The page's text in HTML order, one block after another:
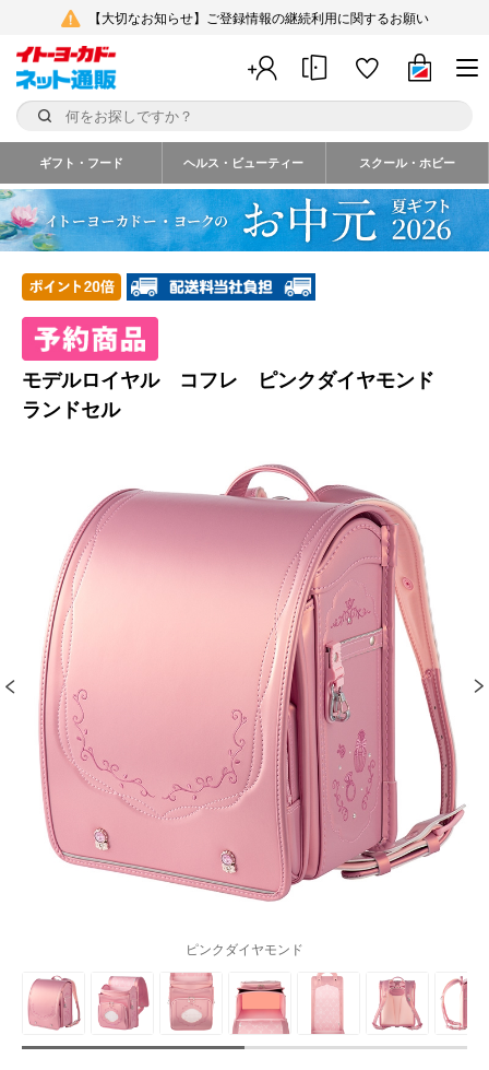
【大切なお知らせ】ご登録情報の継続利用に関するお願い
ギフト・フード ヘルス・ビューティー スクール・ホビー
モデルロイヤル コフレ ピンクダイヤモンド
ランドセル
ピンクダイヤモンド